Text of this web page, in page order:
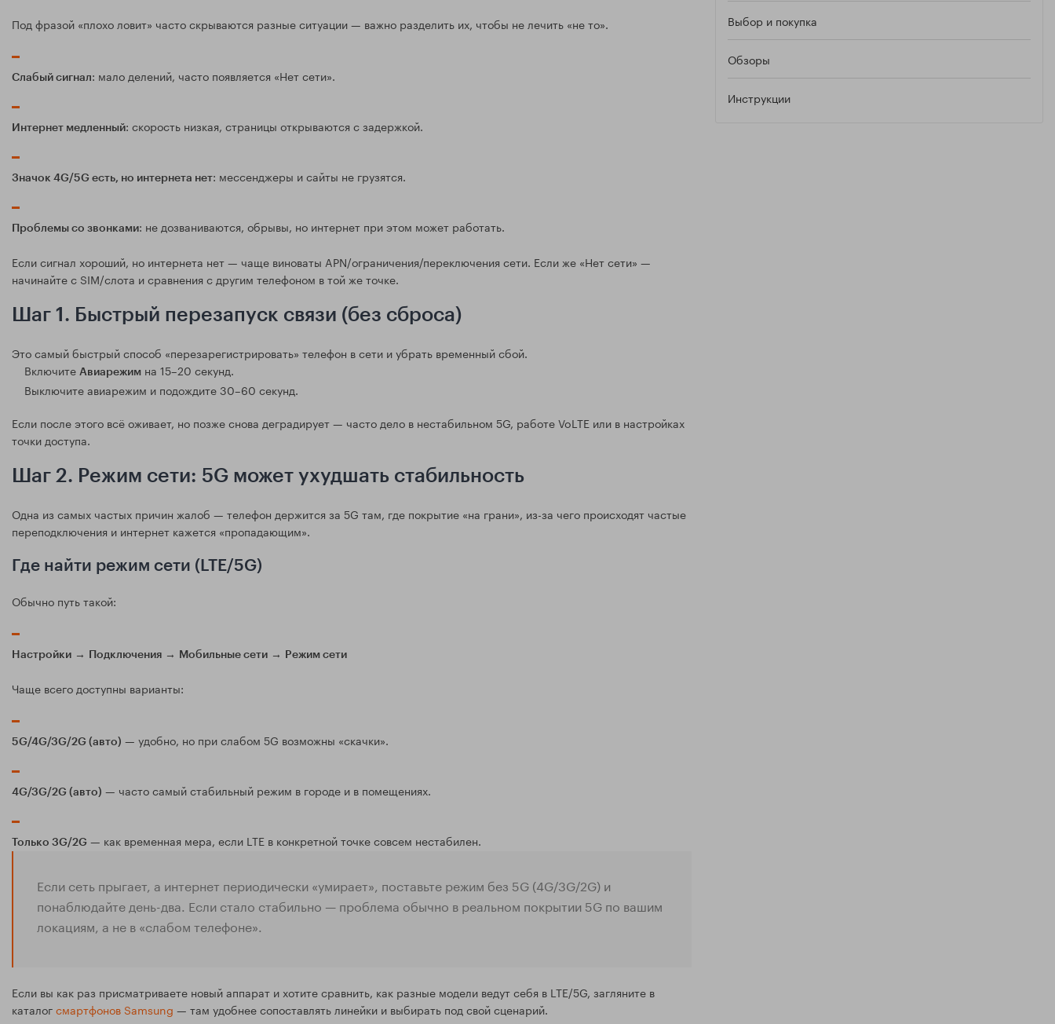
Под фразой «плохо ловит» часто скрываются разные ситуации — важно разделить их, чтобы не лечить «не то».
Слабый сигнал: мало делений, часто появляется «Нет сети».
Интернет медленный: скорость низкая, страницы открываются с задержкой.
Значок 4G/5G есть, но интернета нет: мессенджеры и сайты не грузятся.
Проблемы со звонками: не дозваниваются, обрывы, но интернет при этом может работать.
Если сигнал хороший, но интернета нет — чаще виноваты APN/ограничения/переключения сети. Если же «Нет сети» —
начинайте с SIM/слота и сравнения с другим телефоном в той же точке.
Шаг 1. Быстрый перезапуск связи (без сброса)
Это самый быстрый способ «перезарегистрировать» телефон в сети и убрать временный сбой.
Включите Авиарежим на 15–20 секунд.
Выключите авиарежим и подождите 30–60 секунд.
Если после этого всё оживает, но позже снова деградирует — часто дело в нестабильном 5G, работе VoLTE или в настройках
точки доступа.
Шаг 2. Режим сети: 5G может ухудшать стабильность
Одна из самых частых причин жалоб — телефон держится за 5G там, где покрытие «на грани», из-за чего происходят частые
переподключения и интернет кажется «пропадающим».
Где найти режим сети (LTE/5G)
Обычно путь такой:
Настройки → Подключения → Мобильные сети → Режим сети
Чаще всего доступны варианты:
5G/4G/3G/2G (авто) — удобно, но при слабом 5G возможны «скачки».
4G/3G/2G (авто) — часто самый стабильный режим в городе и в помещениях.
Только 3G/2G — как временная мера, если LTE в конкретной точке совсем нестабилен.
Если сеть прыгает, а интернет периодически «умирает», поставьте режим без 5G (4G/3G/2G) и
понаблюдайте день-два. Если стало стабильно — проблема обычно в реальном покрытии 5G по вашим
локациям, а не в «слабом телефоне».
Если вы как раз присматриваете новый аппарат и хотите сравнить, как разные модели ведут себя в LTE/5G, загляните в
каталогсмартфонов Samsung — там удобнее сопоставлять линейки и выбирать под свой сценарий.
Выбор и покупка
Обзоры
Инструкции